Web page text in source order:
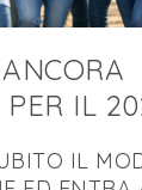
IL
IL